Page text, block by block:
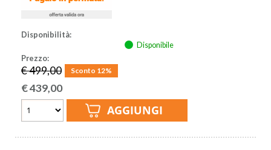
Disponibilità:
Disponibile
Prezzo:
€ 499,00 Sconto 12%
€439,00